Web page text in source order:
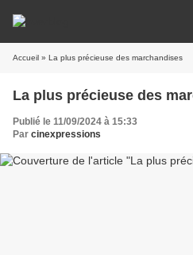
Accueil » La plus précieuse des marchandises
La plus précieuse des
Publié le 11/09/2024 à 15:33
Par cinexpressions